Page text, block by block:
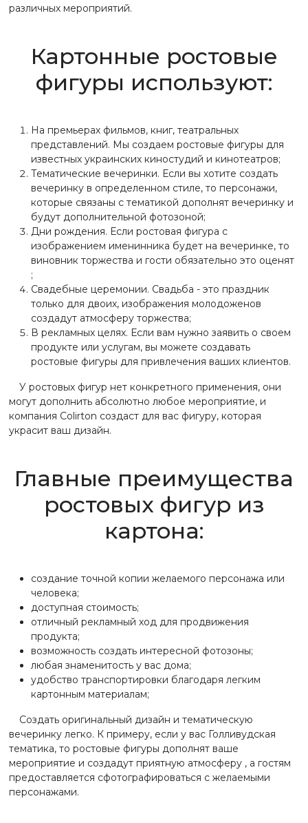
различных мероприятий.
Картонные ростовые
фигуры используют:
На премьерах фильмов, книг, театральных
представлений. Мы создаем ростовые фигуры для
известных украинских киностудий и кинотеатров;
Тематические вечеринки. Если вы хотите создать
вечеринку в определенном стиле, то персонажи,
которые связаны с тематикой дополнят вечеринку и
будут дополнительной фотозоной;
Дни рождения. Если ростовая фигура с
изображением именинника будет на вечеринке, то
виновник торжества и гости обязательно это оценят
;
Свадебные церемонии. Свадьба - это праздник
только для двоих, изображения молодоженов
создадут атмосферу торжества;
В рекламных целях. Если вам нужно заявить о своем
продукте или услугам, вы можете создавать
ростовые фигуры для привлечения ваших клиентов.
У ростовых фигур нет конкретного применения, они
могут дополнить абсолютно любое мероприятие, и
компания Colirton создаст для вас фигуру, которая
украсит ваш дизайн.
Главные преимущества
ростовых фигур из
картона:
создание точной копии желаемого персонажа или
человека;
доступная стоимость;
отличный рекламный ход для продвижения
продукта;
возможность создать интересной фотозоны;
любая знаменитость у вас дома;
удобство транспортировки благодаря легким
картонным материалам;
Создать оригинальный дизайн и тематическую
вечеринку легко. К примеру, если у вас Голливудская
тематика, то ростовые фигуры дополнят ваше
мероприятие и создадут приятную атмосферу , а гостям
предоставляется сфотографироваться с желаемыми
персонажами.